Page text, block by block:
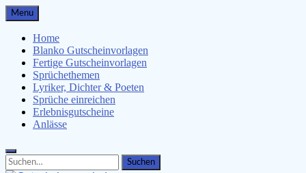
Skip
to
content
Menu
Home
Blanko Gutscheinvorlagen
Fertige Gutscheinvorlagen
Sprüchethemen
Lyriker, Dichter & Poeten
Sprüche einreichen
Erlebnisgutscheine
Anlässe
Search
for:
Search